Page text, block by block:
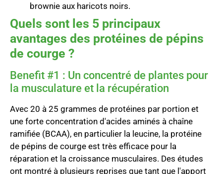
brownie aux haricots noirs.
Quels sont les 5 principaux
avantages des protéines de pépins
de courge ?
Benefit #1 : Un concentré de plantes pour
la musculature et la récupération
Avec 20 à 25 grammes de protéines par portion et
une forte concentration d'acides aminés à chaîne
ramifiée (BCAA), en particulier la leucine, la protéine
de pépins de courge est très efficace pour la
réparation et la croissance musculaires. Des études
ont montré à plusieurs reprises que tant que l'apport